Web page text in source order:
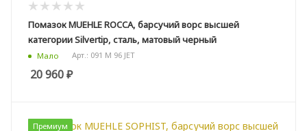
Помазок MUEHLE ROCCA, барсучий ворс высшей
категории Silvertip, сталь, матовый черный
Мало Арт.: 091 M 96 JET
20 960₽
Премиум